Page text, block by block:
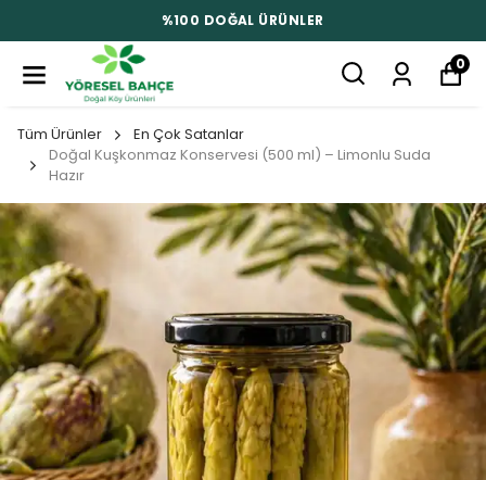
%100 DOĞAL ÜRÜNLER
0
Tüm Ürünler
En Çok Satanlar
Doğal Kuşkonmaz Konservesi (500 ml) – Limonlu Suda
Hazır